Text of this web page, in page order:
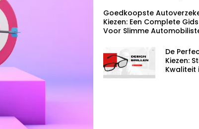
Goedkoopste
Kiezen: Een Complete Gids
Voor Slimme
De
Kiezen:
Kwaliteit